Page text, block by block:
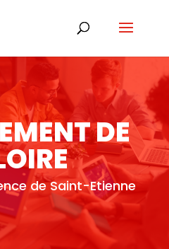
DE
de Saint-Etienne